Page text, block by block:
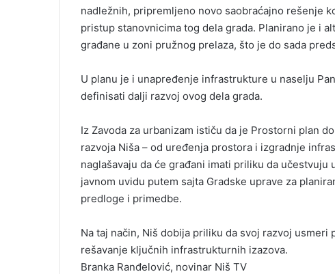
nadležnih, pripremljeno novo saobraćajno rešenje
pristup stanovnicima tog dela grada. Planirano je i
građane u zoni pružnog prelaza, što je do sada
U planu je i unapređenje infrastrukture u naselju
definisati dalji razvoj ovog dela grada.
Iz Zavoda za urbanizam ističu da je Prostorni plan
razvoja Niša – od uređenja prostora i izgradnje
naglašavaju da će građani imati priliku da
javnom uvidu putem sajta Gradske uprave za
predloge i primedbe.
Na taj način, Niš dobija priliku da svoj razvoj
rešavanje ključnih infrastrukturnih izazova.
Branka Ranđelović, novinar Niš TV